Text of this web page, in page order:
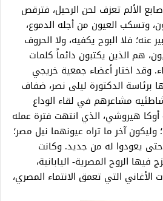
الألم تعزف لحن الرحيل، فترقص
وتسكب العيون من أجله الدموع،
عنه؛ فلا البوح يكفيه، ولا الحروف
هم الذين يكتبون دائماً كلمات
وقد اختار أعضاء جمعية خريجي
برئاسة الدكتورة ليلى نصر، ضفاف
مشاعرهم في لقاء الوداع
أوكا هيروشي، الذي انتهت فترة عمله
آخر ما تراه عيونهما نيل مصر؛
يعودوا له من جديد. وكانت
الروح المصرية- اليابانية،
التي تعمق الانتماء المصري،